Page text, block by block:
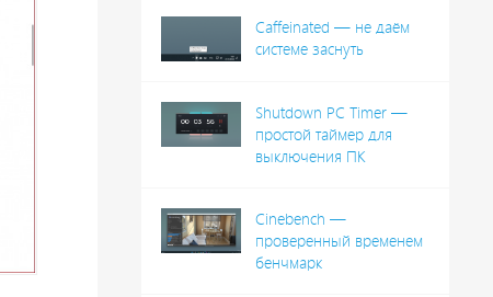
Caffeinated — не даём
системе заснуть
Shutdown PC Timer —
простой таймер для
выключения ПК
Cinebench —
проверенный временем
бенчмарк